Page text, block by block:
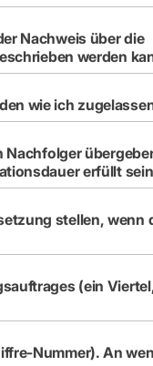
Nachweis über die
werden
wie ich
Nachfolger
erfüllt
stellen, wenn
(ein
Nummer). An